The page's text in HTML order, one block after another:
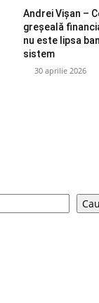
Andrei Vișan –
greșeală
nu este lipsa
sistem
30 aprilie 2026